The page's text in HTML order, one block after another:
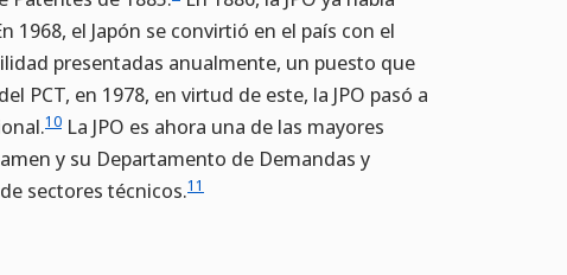
1968, el Japón se convirtió en el país con el
presentadas anualmente, un puesto que
PCT, en 1978, en virtud de este, la JPO pasó a
10 La JPO es ahora una de las mayores
y su Departamento de Demandas y
sectores técnicos.11